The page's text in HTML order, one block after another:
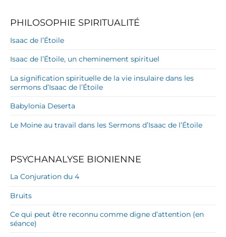
PHILOSOPHIE SPIRITUALITÉ
Isaac de l’Étoile
Isaac de l’Étoile, un cheminement spirituel
La signification spirituelle de la vie insulaire dans les
sermons d’Isaac de l’Étoile
Babylonia Deserta
Le Moine au travail dans les Sermons d’Isaac de l’Étoile
PSYCHANALYSE BIONIENNE
La Conjuration du 4
Bruits
Ce qui peut être reconnu comme digne d’attention (en
séance)